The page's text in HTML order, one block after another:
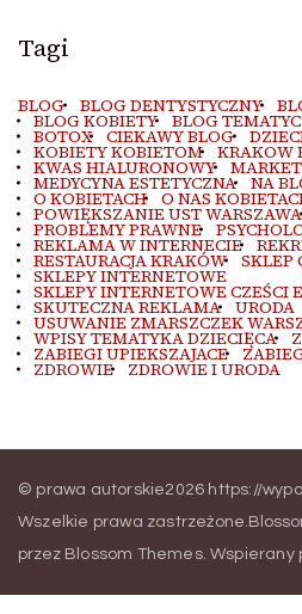
Tagi
BLOG BLOG DENTYSTYCZNY
BLOG KOBIETY BLOG
BOTOX CIEKAWY BLOG
KOBIETY KOBIETOM KRAKOW
KWAS HIALURONOWY
MEDYCYNA ESTETYCZNA NA
O KOBIETACH O NAS
POWIĘKSZANIE UST WARSZAWA
PROBLEMY PRAWNE
REKLAMA W INTERNECIE
RESTAURACJA KRAKÓW SKLEP
SKLEPY INTERNETOWE
SKLEPY INTERNETOWE CZEŚCI
SKUTECZNA REKLAMA URODA
USUWANIE ZMARSZCZEK
WPISY TEMATYKA DZIECIĘCA
ZABIEGI UPIEKSZAJACE
ZDROWIE ZDROWIE I URODA
© prawa autorskie2026 https://
Wszelkie prawa zastrzeżone.
przez Blossom Themes. Wspierany